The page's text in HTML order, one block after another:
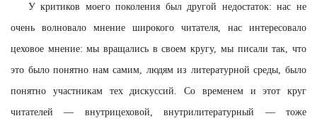
У критиков моего поколения был другой недостаток: нас не
очень волновало мнение широкого читателя, нас интересовало
цеховое мнение: мы вращались в своем кругу, мы писали так, что
это было понятно нам самим, людям из литературной среды, было
понятно участникам тех дискуссий. Со временем и этот круг
читателей — внутрицеховой, внутрилитературный — тоже